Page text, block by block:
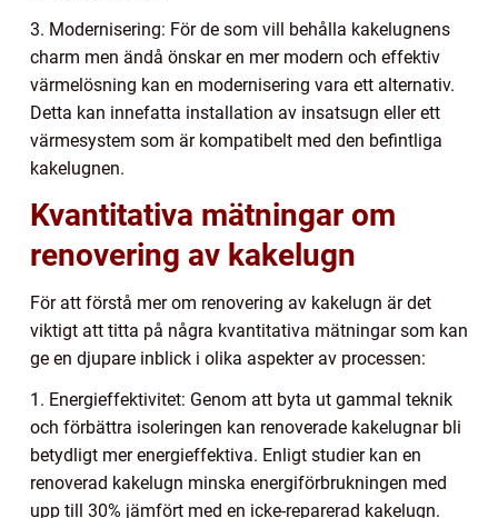
3. Modernisering: För de som vill behålla kakelugnens
charm men ändå önskar en mer modern och effektiv
värmelösning kan en modernisering vara ett alternativ.
Detta kan innefatta installation av insatsugn eller ett
värmesystem som är kompatibelt med den befintliga
kakelugnen.
Kvantitativa mätningar om
renovering av kakelugn
För att förstå mer om renovering av kakelugn är det
viktigt att titta på några kvantitativa mätningar som kan
ge en djupare inblick i olika aspekter av processen:
1. Energieffektivitet: Genom att byta ut gammal teknik
och förbättra isoleringen kan renoverade kakelugnar bli
betydligt mer energieffektiva. Enligt studier kan en
renoverad kakelugn minska energiförbrukningen med
upp till 30% jämfört med en icke-reparerad kakelugn.